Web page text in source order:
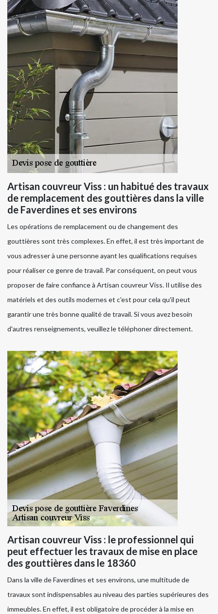
Artisan couvreur Viss : un habitué des travaux
de remplacement des gouttières dans la ville
de Faverdines et ses environs
Les opérations de remplacement ou de changement des
gouttières sont très complexes. En effet, il est très important de
vous adresser à une personne ayant les qualifications requises
pour réaliser ce genre de travail. Par conséquent, on peut vous
proposer de faire confiance à Artisan couvreur Viss. Il utilise des
matériels et des outils modernes et c'est pour cela qu'il peut
garantir une très bonne qualité de travail. Si vous avez besoin
d'autres renseignements, veuillez le téléphoner directement.
Artisan couvreur Viss : le professionnel qui
peut effectuer les travaux de mise en place
des gouttières dans le 18360
Dans la ville de Faverdines et ses environs, une multitude de
travaux sont indispensables au niveau des parties supérieures des
immeubles. En effet, il est obligatoire de procéder à la mise en